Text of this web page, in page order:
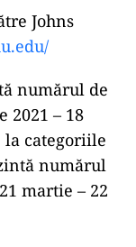
Johns
numărul de
– 18
la categoriile
numărul
martie – 22